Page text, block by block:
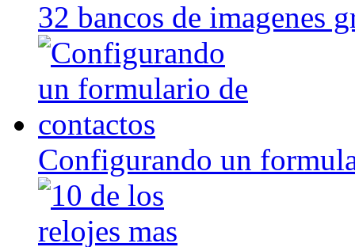
32 bancos de imagenes
Configurando un